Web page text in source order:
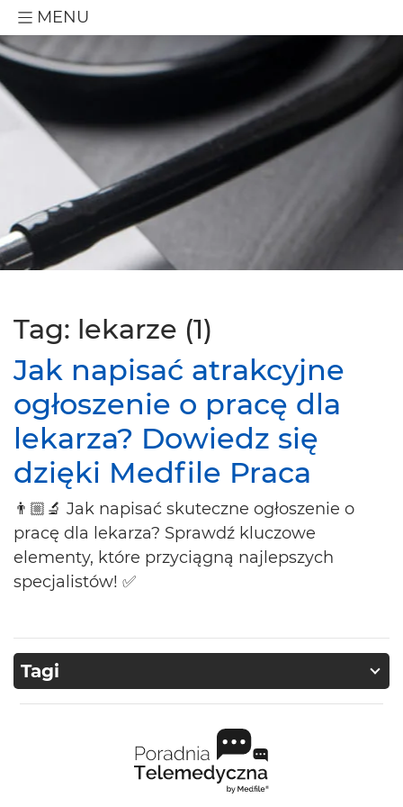
MENU
Tag: lekarze (1)
Jak napisać atrakcyjne
ogłoszenie o pracę dla
lekarza? Dowiedz się
dzięki Medfile Praca
👨🏼‍🔬 Jak napisać skuteczne ogłoszenie o
pracę dla lekarza? Sprawdź kluczowe
elementy, które przyciągną najlepszych
specjalistów! ✅
Tagi